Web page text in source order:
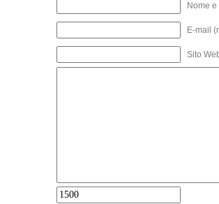
Nome
E-mail
Sito